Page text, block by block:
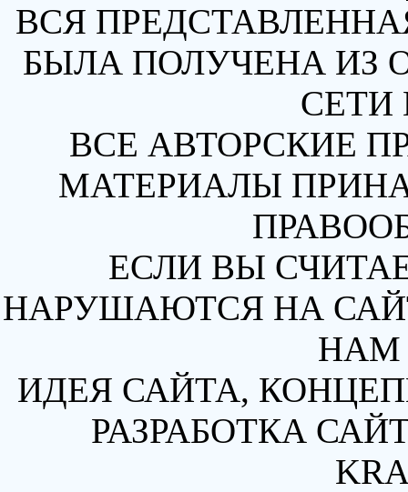
ВСЯ
БЫЛА ПОЛУЧЕНА ИЗ
СЕТИ
ВСЕ АВТОРСКИЕ
МАТЕРИАЛЫ
ЕСЛИ ВЫ
НАРУШАЮТСЯ НА
НАМ
ИДЕЯ САЙТА,
РАЗРАБОТКА